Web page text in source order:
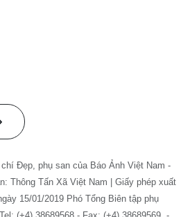
Đẹp, phụ san của Báo Ảnh Việt Nam -
Thông Tấn Xã Việt Nam | Giấy phép xuất
15/01/2019 Phó Tổng Biên tập phụ